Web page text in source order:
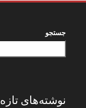
جستجو
نوشته‌های تازه